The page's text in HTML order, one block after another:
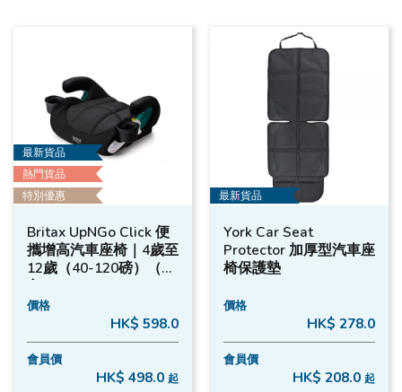
最新貨品
熱門貨品
特別優惠
Britax UpNGo Click 便
攜增高汽車座椅｜4歲至
12歲（40-120磅）（黑
色）
價格
HK$ 598.0
會員價
HK$ 498.0 起
最新貨品
York Car Seat
Protector 加厚型汽車座
椅保護墊
價格
HK$ 278.0
會員價
HK$ 208.0 起